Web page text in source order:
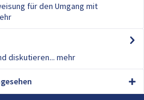
für den Umgang mit
diskutieren... mehr